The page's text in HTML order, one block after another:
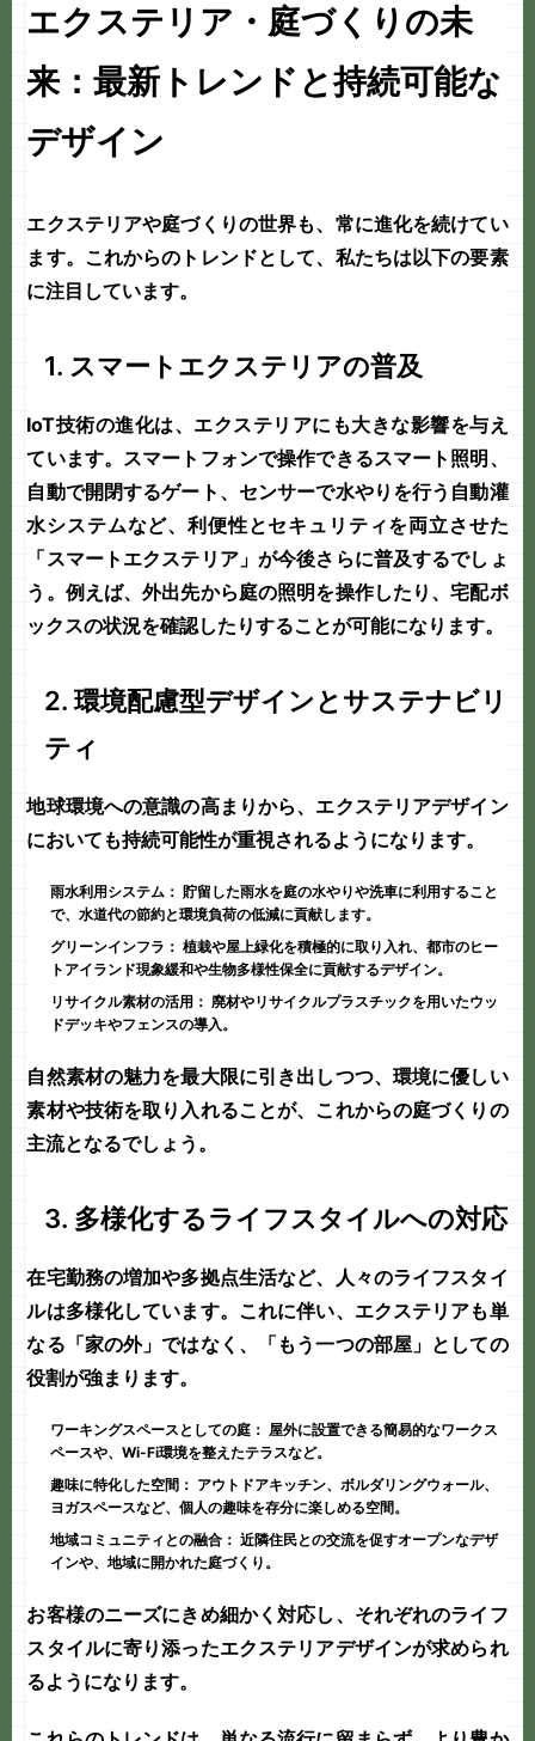
エクステリア・庭づくりの未
来：最新トレンドと持続可能な
デザイン
エクステリアや庭づくりの世界も、常に進化を続けてい
ます。これからのトレンドとして、私たちは以下の要素
に注目しています。
1. スマートエクステリアの普及
IoT技術の進化は、エクステリアにも大きな影響を与え
ています。スマートフォンで操作できるスマート照明、
自動で開閉するゲート、センサーで水やりを行う自動灌
水システムなど、利便性とセキュリティを両立させた
「スマートエクステリア」が今後さらに普及するでしょ
う。例えば、外出先から庭の照明を操作したり、宅配ボ
ックスの状況を確認したりすることが可能になります。
2. 環境配慮型デザインとサステナビリ
ティ
地球環境への意識の高まりから、エクステリアデザイン
においても持続可能性が重視されるようになります。
雨水利用システム： 貯留した雨水を庭の水やりや洗車に利用すること
で、水道代の節約と環境負荷の低減に貢献します。
グリーンインフラ： 植栽や屋上緑化を積極的に取り入れ、都市のヒー
トアイランド現象緩和や生物多様性保全に貢献するデザイン。
リサイクル素材の活用： 廃材やリサイクルプラスチックを用いたウッ
ドデッキやフェンスの導入。
自然素材の魅力を最大限に引き出しつつ、環境に優しい
素材や技術を取り入れることが、これからの庭づくり の
主流となるでしょう。
3. 多様化するライフスタイルへの対応
在宅勤務の増加や多拠点生活など、人々のライフスタイ
ルは多様化しています。これに伴い、エクステリアも単
なる「家の外」ではなく、「もう一つの部屋」としての
役割が強まります。
ワーキングスペースとしての庭： 屋外に設置できる簡易的なワークス
ペースや、Wi-Fi環境を整えたテラスなど。
趣味に特化した空間： アウトドアキッチン、ボルダリングウォール、
ヨガスペースなど、個人の趣味を存分に楽しめる空間。
地域コミュニティとの融合： 近隣住民との交流を促すオープンなデザ
インや、地域に開かれた庭づくり。
お客様のニーズにきめ細かく対応し、それぞれのライフ
スタイルに寄り添ったエクステリアデザインが求められ
るようになります。